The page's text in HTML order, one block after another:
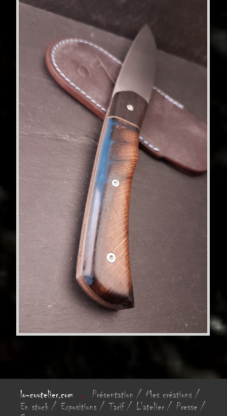
lo-coutelier.com → Présentation
Mes créations
En stock
Expositions Tarif L'atelier
Presse